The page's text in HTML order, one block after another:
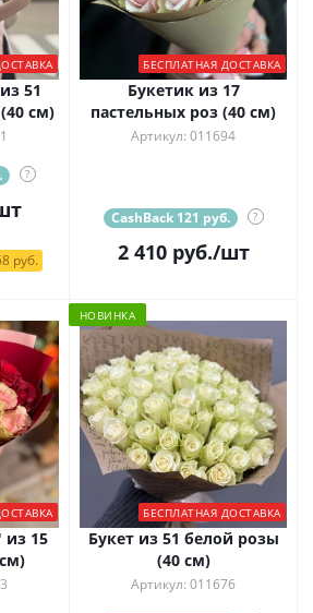
51
см)
?
руб.
БЕСПЛАТНАЯ ДОСТАВКА
Букетик из 17
пастельных роз (40 см)
Артикул: 011694
CashBack 121 руб. ?
2 410руб./шт
из 15
НОВИНКА
БЕСПЛАТНАЯ ДОСТАВКА
Букет из 51 белой розы
(40 см)
Артикул: 011676